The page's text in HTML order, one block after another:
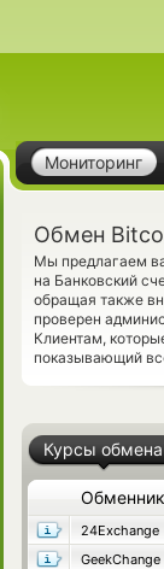
Мониторинг
Обмен
Мы предлагаем
на Банковский
обращая также
проверен
Клиентам,
показывающий
Курсы обмена
Обменник
24Exchange
GeekChange